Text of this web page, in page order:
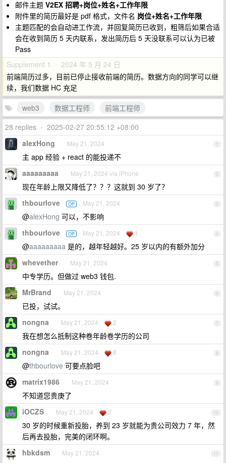
邮件主题 V2EX 招聘+岗位+姓名+工作年限
附件里的简历最好是 pdf 格式，文件名 岗位+姓名+工作年限
主题匹配的会自动进工作流，并回复简历已收到，粗筛后如果合适
会在收到简历 5 天内联系，发出简历后 5 天没联系可以认为已被
Pass
Supplement 1 · 2024 年 5 月 24 日
前端简历过多，目前已停止接收前端的简历。数据方向的同学可以继
续，我们数据 HC 充足
web3
数据工程师
前端工程师
28 replies • 2025-02-27 20:55:12 +08:00
1
alexHong May 21, 2024
主 app 经验 + react 的能投递不
2
aaaaaaaaa May 21, 2024 via iPhone
现在年龄上限又降低了？？？这就到 30 岁了？
3
thbourlove OP May 21, 2024
@alexHong 可以，不影响
4
thbourlove OP May 21, 2024 1
@aaaaaaaaa 是的，越年轻越好。25 岁以内的有额外加分
5
whevether May 21, 2024
中专学历。但做过 web3 钱包.
6
MrBrand May 21, 2024
已投，试试。
7
nongna May 21, 2024 2
我在想怎么抵制这种卷年龄卷学历的公司
8
nongna May 21, 2024 8
@thbourlove 可要点脸吧
9
matrix1986 May 21, 2024
不知道您贵庚了
10
iOCZS May 21, 2024 2
30 岁的时候重新投胎，养到 23 岁就能为贵公司效力 7 年，然
后再去投胎，完美的闭环啊。
11
hbkdsm May 21, 2024